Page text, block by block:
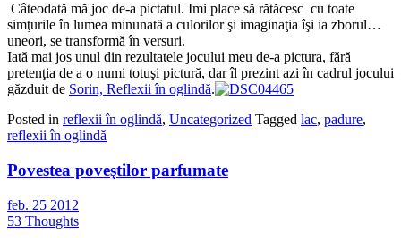
Câteodată mă joc de-a pictatul. Imi place să rătăcesc cu toate
simţurile în lumea minunată a culorilor şi imaginaţia îşi ia zborul…
uneori, se transformă în versuri.
Iată mai jos unul din rezultatele jocului meu de-a pictura, fără
pretenţia de a o numi totuşi pictură, dar îl prezint azi în cadrul jocului
găzduit de Sorin, Reflexii în oglindă.
Posted in reflexii în oglindă, Uncategorized Tagged lac, padure,
reflexii în oglindă
Povestea poveştilor parfumate
feb. 25 2012
53 Thoughts